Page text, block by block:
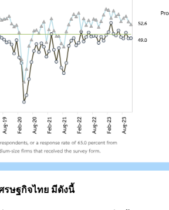
รษฐกิจไทย มีดังนี้